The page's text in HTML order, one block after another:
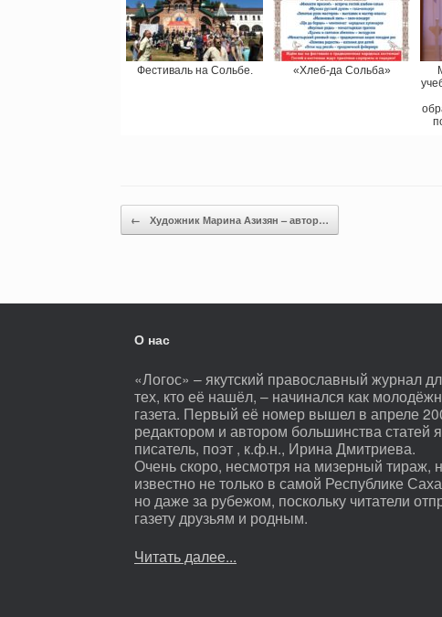
Фестиваль на Сольбе. «Хлеб-да Сольба»
Навигация записи
← Художник Марина Азизян – автор…
О нас
«Логос» – якутский православный журнал
тех, кто её нашёл, – начинался как
газета. Первый её номер вышел в апреле
редактором и автором большинства статей
писатель, поэт , к.ф.н., Ирина Дмитриева.
Очень скоро, несмотря на мизерный тираж,
известно не только в самой Республике
но даже за рубежом, поскольку читатели
газету друзьям и родным.
Читать далее...